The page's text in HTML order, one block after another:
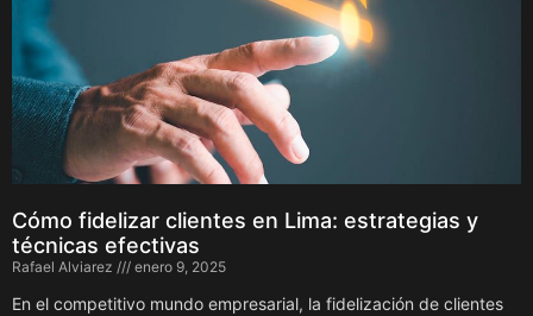
Cómo fidelizar clientes en Lima: estrategias y
técnicas efectivas
Rafael Alviarez enero 9, 2025
En el competitivo mundo empresarial, la fidelización de clientes